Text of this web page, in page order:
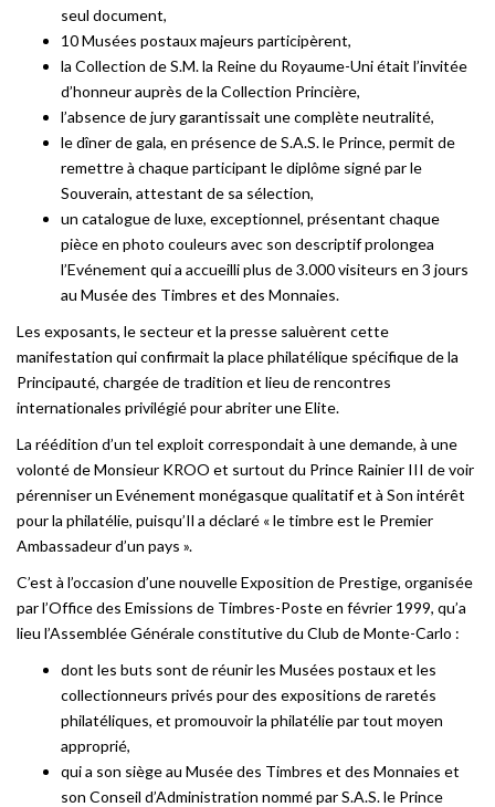
seul document,
10 Musées postaux majeurs participèrent,
la Collection de S.M. la Reine du Royaume-Uni était l’invitée
d’honneur auprès de la Collection Princière,
l’absence de jury garantissait une complète neutralité,
le dîner de gala, en présence de S.A.S. le Prince, permit de
remettre à chaque participant le diplôme signé par le
Souverain, attestant de sa sélection,
un catalogue de luxe, exceptionnel, présentant chaque
pièce en photo couleurs avec son descriptif prolongea
l’Evénement qui a accueilli plus de 3.000 visiteurs en 3 jours
au Musée des Timbres et des Monnaies.
Les exposants, le secteur et la presse saluèrent cette
manifestation qui confirmait la place philatélique spécifique de la
Principauté, chargée de tradition et lieu de rencontres
internationales privilégié pour abriter une Elite.
La réédition d’un tel exploit correspondait à une demande, à une
volonté de Monsieur KROO et surtout du Prince Rainier III de voir
pérenniser un Evénement monégasque qualitatif et à Son intérêt
pour la philatélie, puisqu’Il a déclaré « le timbre est le Premier
Ambassadeur d’un pays ».
C’est à l’occasion d’une nouvelle Exposition de Prestige, organisée
par l’Office des Emissions de Timbres-Poste en février 1999, qu’a
lieu l’Assemblée Générale constitutive du Club de Monte-Carlo :
dont les buts sont de réunir les Musées postaux et les
collectionneurs privés pour des expositions de raretés
philatéliques, et promouvoir la philatélie par tout moyen
approprié,
qui a son siège au Musée des Timbres et des Monnaies et
son Conseil d’Administration nommé par S.A.S. le Prince